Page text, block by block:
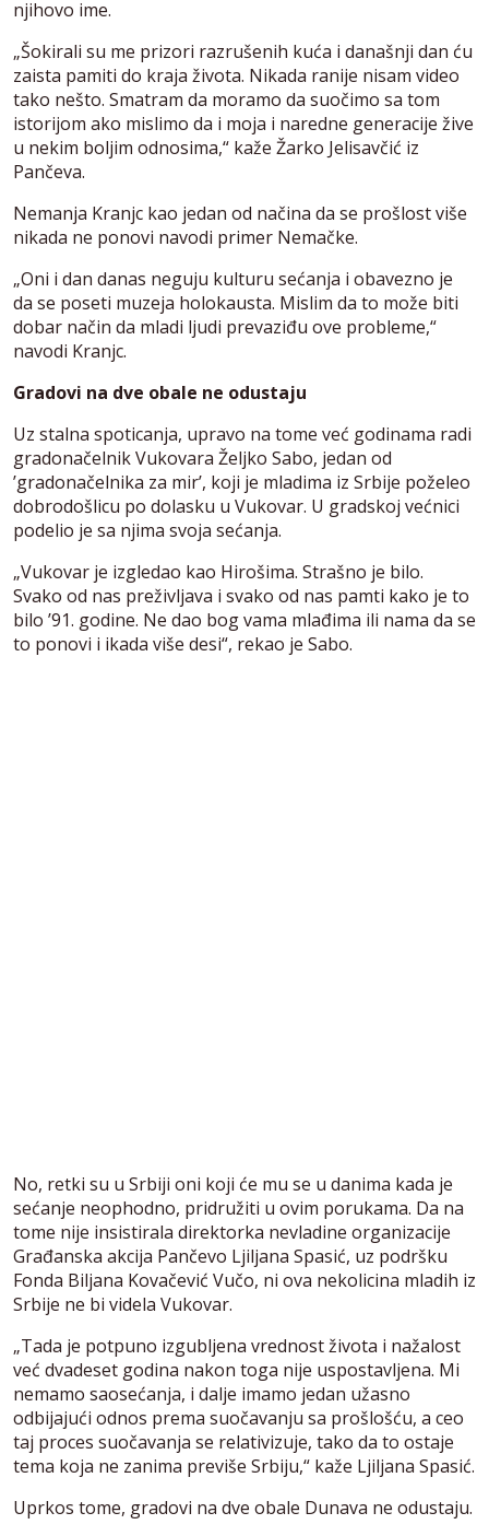
njihovo ime.
„Šokirali su me prizori razrušenih kuća i današnji dan ću
zaista pamiti do kraja života. Nikada ranije nisam video
tako nešto. Smatram da moramo da suočimo sa tom
istorijom ako mislimo da i moja i naredne generacije žive
u nekim boljim odnosima,“ kaže Žarko Jelisavčić iz
Pančeva.
Nemanja Kranjc kao jedan od načina da se prošlost više
nikada ne ponovi navodi primer Nemačke.
„Oni i dan danas neguju kulturu sećanja i obavezno je
da se poseti muzeja holokausta. Mislim da to može biti
dobar način da mladi ljudi prevaziđu ove probleme,“
navodi Kranjc.
Gradovi na dve obale ne odustaju
Uz stalna spoticanja, upravo na tome već godinama radi
gradonačelnik Vukovara Željko Sabo, jedan od
’gradonačelnika za mir’, koji je mladima iz Srbije poželeo
dobrodošlicu po dolasku u Vukovar. U gradskoj većnici
podelio je sa njima svoja sećanja.
„Vukovar je izgledao kao Hirošima. Strašno je bilo.
Svako od nas preživljava i svako od nas pamti kako je to
bilo ’91. godine. Ne dao bog vama mlađima ili nama da se
to ponovi i ikada više desi“, rekao je Sabo.
No, retki su u Srbiji oni koji će mu se u danima kada je
sećanje neophodno, pridružiti u ovim porukama. Da na
tome nije insistirala direktorka nevladine organizacije
Građanska akcija Pančevo Ljiljana Spasić, uz podršku
Fonda Biljana Kovačević Vučo, ni ova nekolicina mladih iz
Srbije ne bi videla Vukovar.
„Tada je potpuno izgubljena vrednost života i nažalost
već dvadeset godina nakon toga nije uspostavljena. Mi
nemamo saosećanja, i dalje imamo jedan užasno
odbijajući odnos prema suočavanju sa prošlošću, a ceo
taj proces suočavanja se relativizuje, tako da to ostaje
tema koja ne zanima previše Srbiju,“ kaže Ljiljana Spasić.
Uprkos tome, gradovi na dve obale Dunava ne odustaju.